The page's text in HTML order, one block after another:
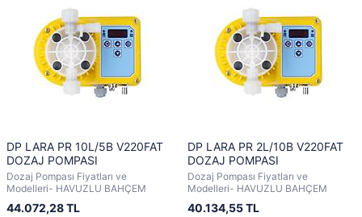
DP LARA PR 10L/5B V220FAT
DOZAJ POMPASI
Dozaj Pompası Fiyatları ve
Modelleri- HAVUZLU BAHÇEM
44.072,28 TL
DP LARA PR 2L/10B V220FAT
DOZAJ POMPASI
Dozaj Pompası Fiyatları ve
Modelleri- HAVUZLU BAHÇEM
40.134,55 TL